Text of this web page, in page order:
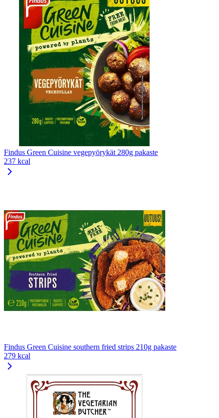
Findus Green Cuisine vegepyörykät 280g pakaste
237 kcal
Findus Green Cuisine southern fried strips 210g pakaste
279 kcal